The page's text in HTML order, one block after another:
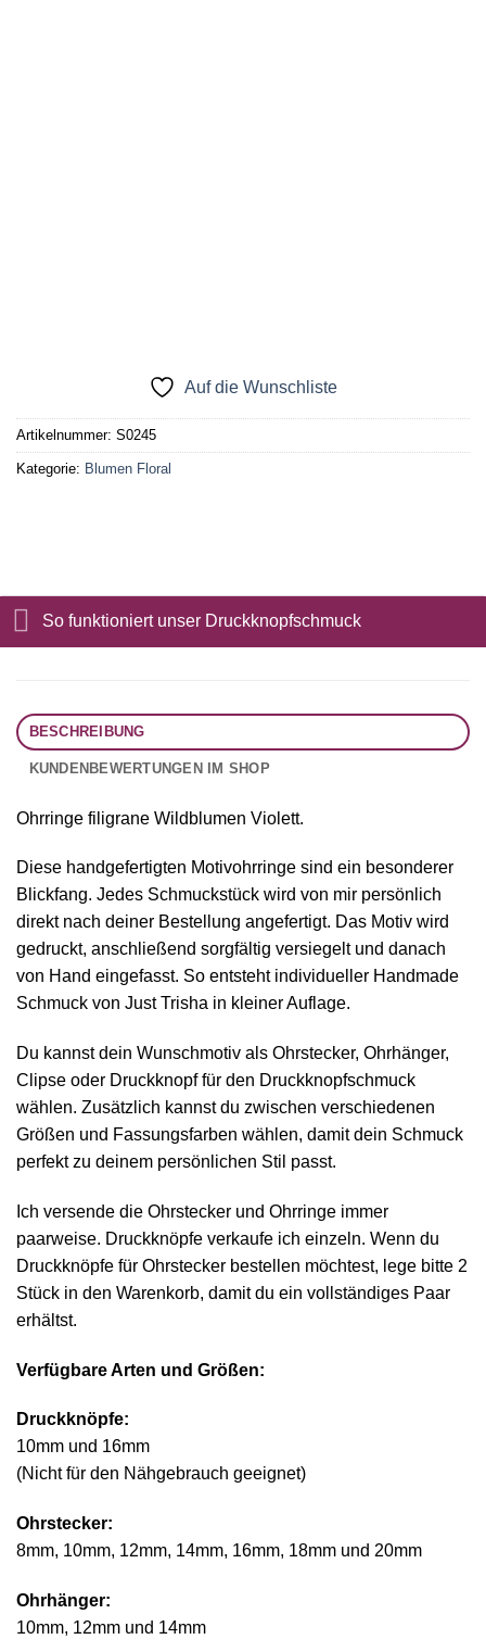
Auf die Wunschliste
Artikelnummer: S0245
Kategorie: Blumen Floral
So funktioniert unser Druckknopfschmuck
BESCHREIBUNG
KUNDENBEWERTUNGEN IM SHOP
Ohrringe filigrane Wildblumen Violett.
Diese handgefertigten Motivohrringe sind ein besonderer
Blickfang. Jedes Schmuckstück wird von mir persönlich
direkt nach deiner Bestellung angefertigt. Das Motiv wird
gedruckt, anschließend sorgfältig versiegelt und danach
von Hand eingefasst. So entsteht individueller Handmade
Schmuck von Just Trisha in kleiner Auflage.
Du kannst dein Wunschmotiv als Ohrstecker, Ohrhänger,
Clipse oder Druckknopf für den Druckknopfschmuck
wählen. Zusätzlich kannst du zwischen verschiedenen
Größen und Fassungsfarben wählen, damit dein Schmuck
perfekt zu deinem persönlichen Stil passt.
Ich versende die Ohrstecker und Ohrringe immer
paarweise. Druckknöpfe verkaufe ich einzeln. Wenn du
Druckknöpfe für Ohrstecker bestellen möchtest, lege bitte 2
Stück in den Warenkorb, damit du ein vollständiges Paar
erhältst.
Verfügbare Arten und Größen:
Druckknöpfe:
10mm und 16mm
(Nicht für den Nähgebrauch geeignet)
Ohrstecker:
8mm, 10mm, 12mm, 14mm, 16mm, 18mm und 20mm
Ohrhänger:
10mm, 12mm und 14mm